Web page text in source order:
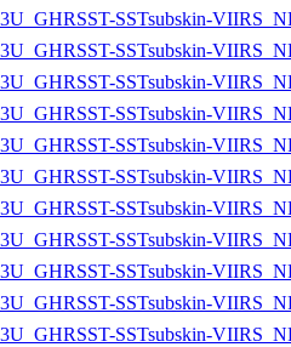
SSTsubskin-
SSTsubskin-
SSTsubskin-
SSTsubskin-
SSTsubskin-
SSTsubskin-
SSTsubskin-
SSTsubskin-
SSTsubskin-
SSTsubskin-
SSTsubskin-